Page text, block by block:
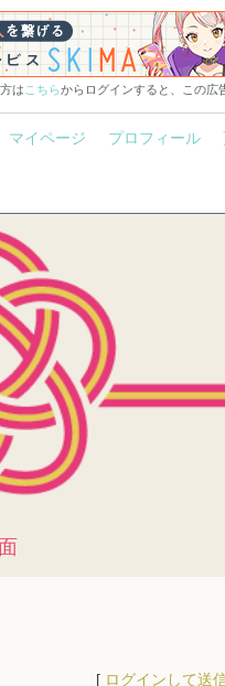
は こちらからログインすると、この広
マイページ プロフィール
[ ログインして送